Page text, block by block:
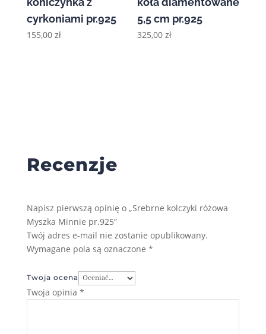
cyrkoniami pr.925
155,00 zł
5,5 cm pr.925
325,00zł
Recenzje
Napisz pierwszą opinię o „Srebrne kolczyki różowa
Myszka Minnie pr.925”
Twój adres e-mail nie zostanie opublikowany.
Wymagane pola są oznaczone *
Twoja ocena
Twoja opinia *